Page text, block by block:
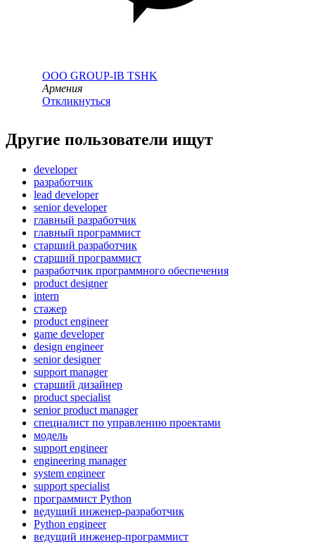
ООО GROUP-IB TSHK
Армения
Откликнуться
Другие пользователи ищут
developer
разработчик
lead developer
senior developer
главный разработчик
главный программист
старший разработчик
старший программист
разработчик программного обеспечения
product designer
intern
стажер
product engineer
game developer
design engineer
senior designer
support manager
старший дизайнер
product specialist
senior product manager
специалист по управлению проектами
модель
support engineer
engineering manager
system engineer
support specialist
программист Python
ведущий инженер-разработчик
Python engineer
ведущий инженер-программист